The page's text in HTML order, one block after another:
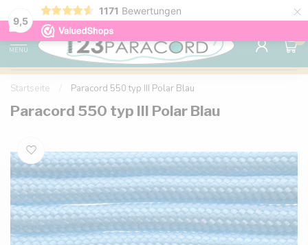
9,5
1171 Bewertungen ×
Kostenlose Lieferung nach Hause ab 150 €
MENU
0
Startseite Paracord 550 typ III Polar Blau
Paracord 550 typ III Polar Blau